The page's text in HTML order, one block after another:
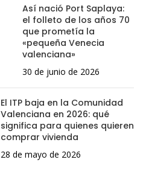
Así nació Port Saplaya:
el folleto de los años 70
que prometía la
«pequeña Venecia
valenciana»
30 de junio de 2026
El ITP baja en la Comunidad
Valenciana en 2026: qué
significa para quienes quieren
comprar vivienda
28 de mayo de 2026